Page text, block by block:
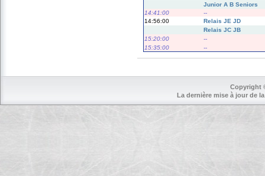
Junior A B Seniors
14:41:00
--
14:56:00
Relais JE JD
Relais JC JB
15:20:00
--
15:35:00
--
Copyright
La dernière mise à jour de